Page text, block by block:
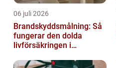
06 juli 2026
Brandskyddsmålning: Så
fungerar den dolda
livförsäkringen i